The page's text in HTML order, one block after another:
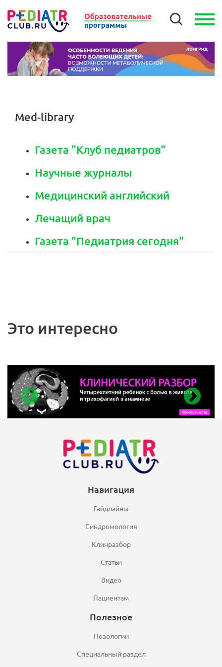
Med-library
Газета "Клуб педиатров"
Научные журналы
Медицинский английский
Лечащий врач
Газета "Педиатрия сегодня"
Это интересно
Навигация
Гайдлайны
Синдромология
Клинразбор
Статьи
Видео
Пациентам
Полезное
Нозологии
Специальный раздел